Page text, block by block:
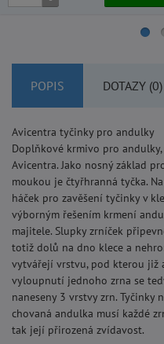
POPIS DOTAZY (0)
Avicentra tyčinky pro andulky
Doplňkové krmivo pro
Avicentra. Jako nosný základ
moukou je čtyřhranná tyčka.
háček pro zavěšení tyčinky v
výborným řešením krmení
majitele. Slupky zrníček
totiž dolů na dno klece a
vytvářejí vrstvu, pod kterou již
vyloupnutí jednoho zrna se
naneseny 3 vrstvy zrn. Tyčinky
chovaná andulka musí každé
tak její přirozená zvídavost.